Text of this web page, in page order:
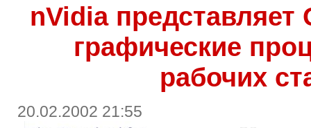
nVidia
графические
рабочих
20.02.2002 21:55